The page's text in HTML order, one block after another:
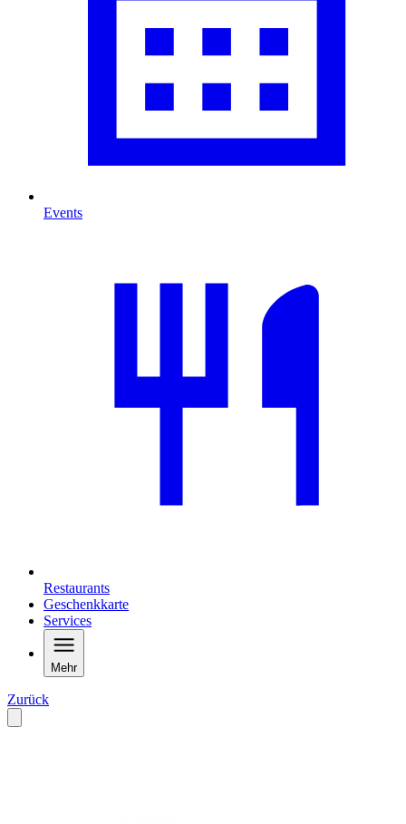
Events
Restaurants
Geschenkkarte
Services
Mehr
Zurück